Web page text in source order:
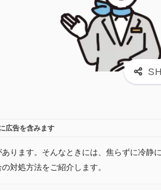
広告を含みます
ります。そんなときには、焦らずに冷静
対処方法をご紹介します。